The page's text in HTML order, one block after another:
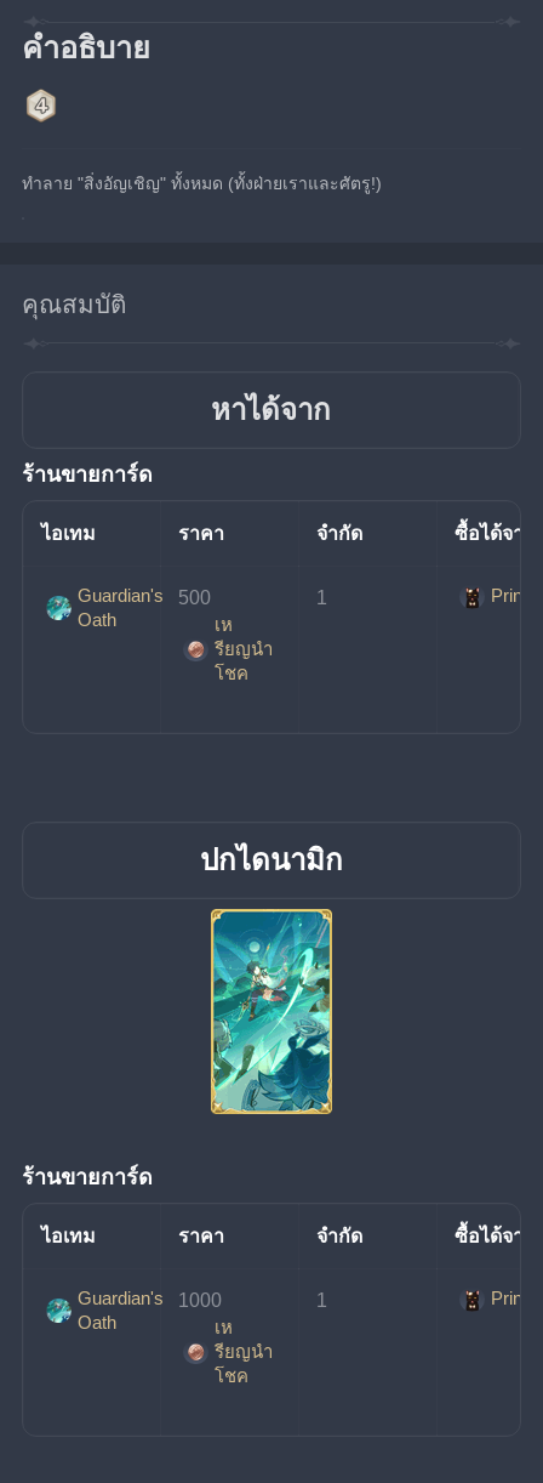
คำอธิบาย
ทำลาย "สิ่งอัญเชิญ" ทั้งหมด (ทั้งฝ่ายเราและศัตรู!)
คุณสมบัติ
หาได้จาก
ร้านขายการ์ด
ไอเทม ราคา จำกัด ซื้อได้จาก
Guardian's
Oath
500
เห
รียญนํา
โชค
1 Prince
ปกไดนามิก
ร้านขายการ์ด
ไอเทม ราคา จำกัด ซื้อได้จาก
Guardian's
Oath
1000
เห
รียญนํา
โชค
1 Prince